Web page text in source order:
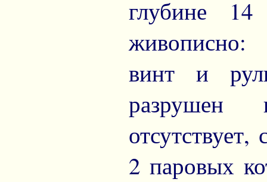
глубине
живописно:
винт и
разрушен
2 паровых